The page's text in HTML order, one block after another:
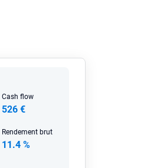
Cash flow
526 €
Rendement brut
11.4 %